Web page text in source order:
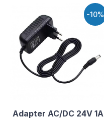
-10%
Adapter AC/DC 24V 1A